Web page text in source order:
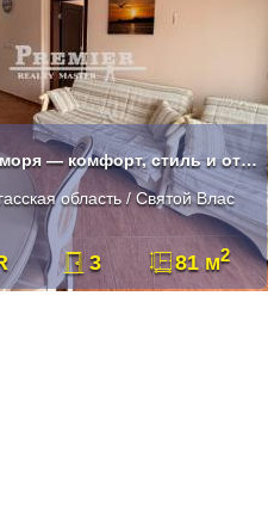
Апартамент у моря — комфорт, стиль и отличная локация .
область / Святой Влас
3 81 м2